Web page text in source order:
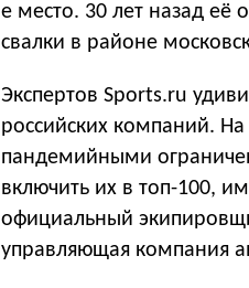
е место. 30 лет назад её
свалки в районе
Экспертов Sports.ru
российских компаний.
пандемийными
включить их в топ-100,
официальный
управляющая компания